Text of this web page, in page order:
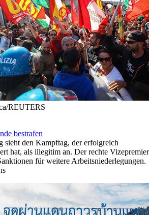
REUTERS
bestrafen
sieht den Kampftag, der erfolgreich
hat, als illegitim an. Der rechte Vizepremier
für weitere Arbeitsniederlegungen.